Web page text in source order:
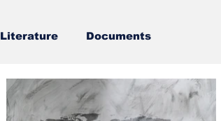
Literature Documents